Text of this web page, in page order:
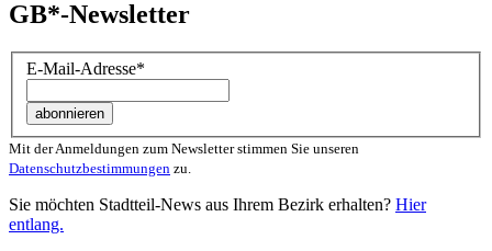
GB*-Newsletter
E-Mail-Adresse*
Mit der Anmeldungen zum Newsletter stimmen Sie unseren
Datenschutzbestimmungen zu.
Sie möchten Stadtteil-News aus Ihrem Bezirk erhalten? Hier
entlang.